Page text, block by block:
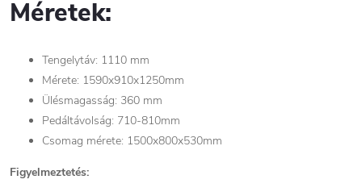
Méretek:
Tengelytáv: 1110 mm
Mérete: 1590x910x1250mm
Ülésmagasság: 360 mm
Pedáltávolság: 710-810mm
Csomag mérete: 1500x800x530mm
Figyelmeztetés: